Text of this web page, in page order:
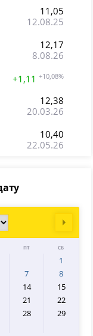
11,05
12.08.25
12,17
8.08.26
+1,11 +10,08%
12,38
20.03.26
10,40
22.05.26
Next
ПТ СБ
1
7
8
14
15
21
22
28
29